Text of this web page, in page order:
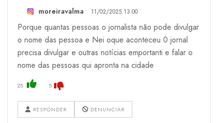
moreiravalma 11/02/2025 13:00
Porque quantas pessoas o jornalista não pode divulgar
o nome das pessoa e Nei oque aconteceu 0 jornal
precisa divulgar e outras notícias emportanti e falar o
nome das pessoas qui apronta na cidade
25 5
RESPONDER DENUNCIAR